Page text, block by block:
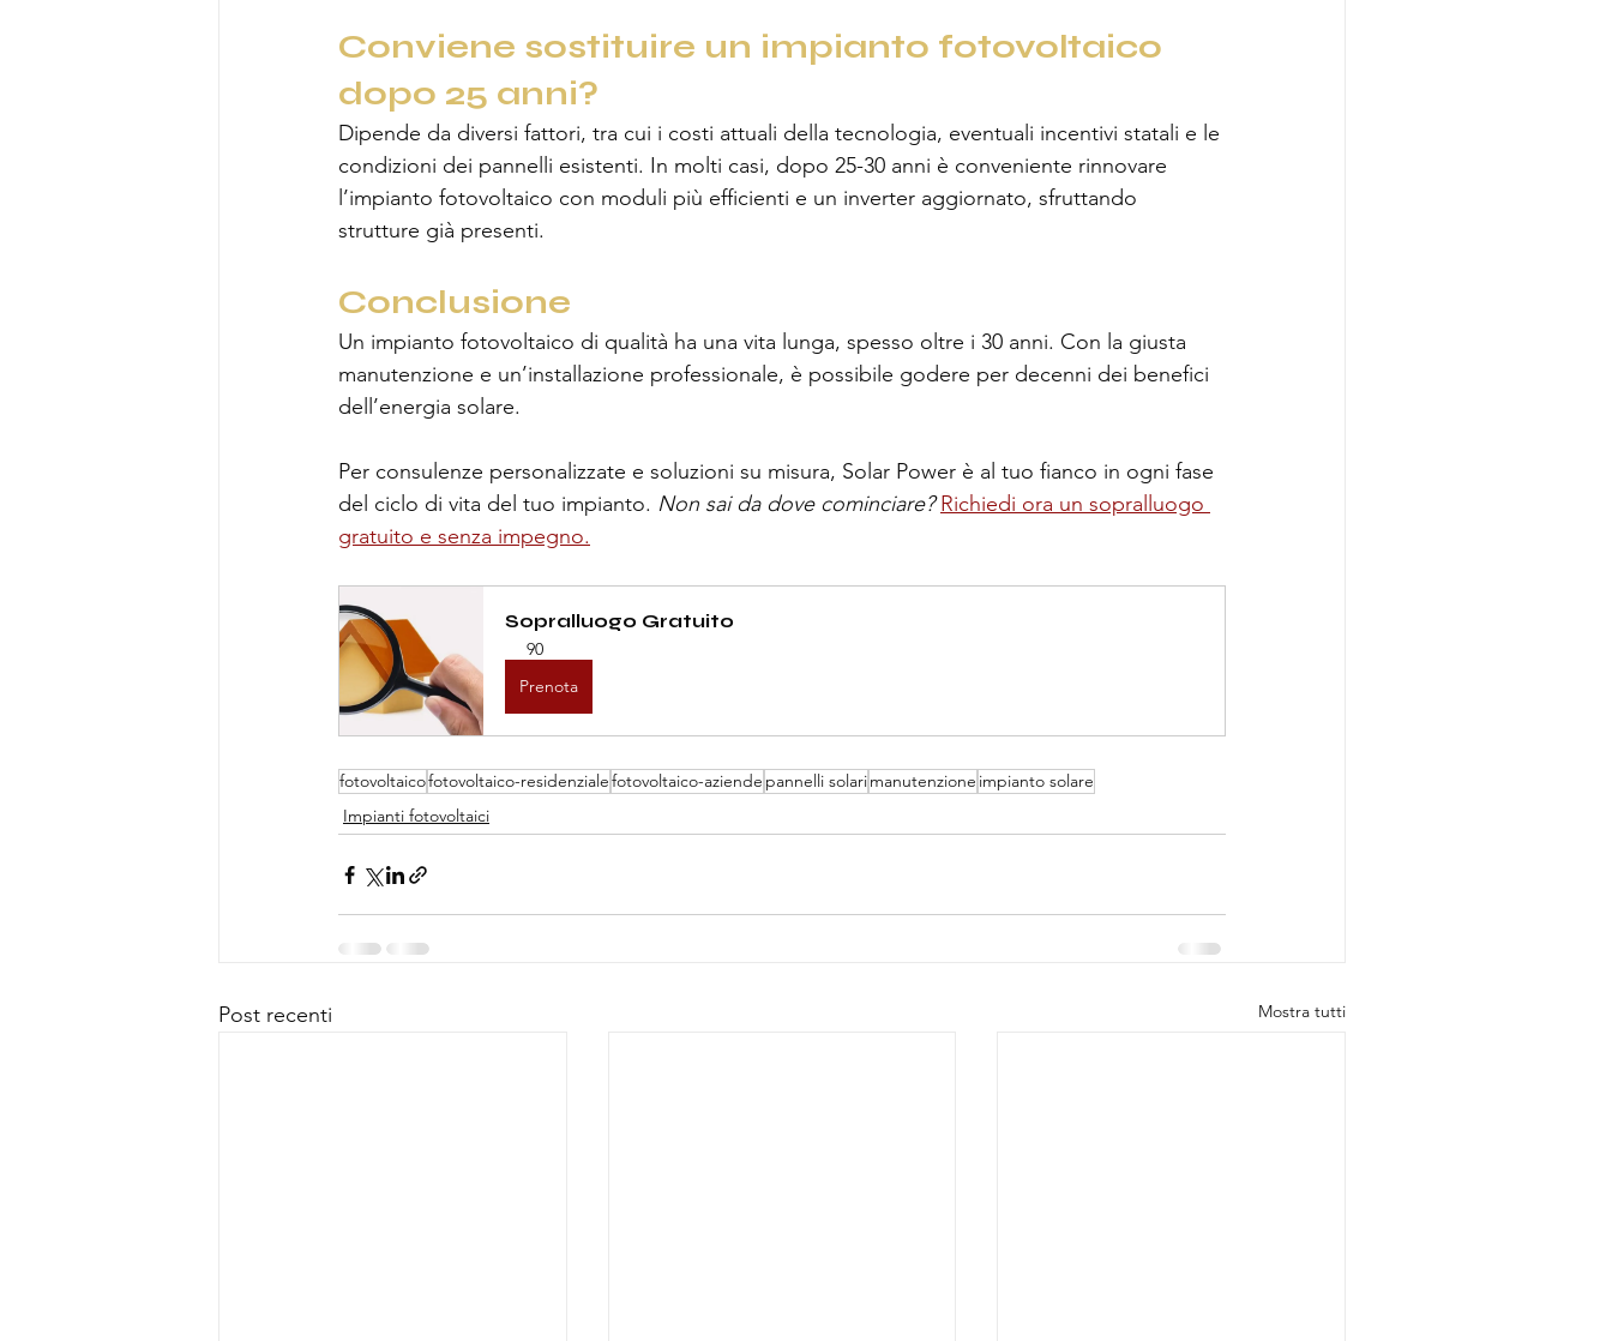
Conviene sostituire un impianto fotovoltaico
dopo 25 anni?
Dipende da diversi fattori, tra cui i costi attuali della tecnologia, eventuali incentivi statali e le
condizioni dei pannelli esistenti. In molti casi, dopo 25-30 anni è conveniente rinnovare
l’impianto fotovoltaico con moduli più efficienti e un inverter aggiornato, sfruttando
strutture già presenti.
Conclusione
Un impianto fotovoltaico di qualità ha una vita lunga, spesso oltre i 30 anni. Con la giusta
manutenzione e un’installazione professionale, è possibile godere per decenni dei benefici
dell’energia solare.
Per consulenze personalizzate e soluzioni su misura, Solar Power è al tuo fianco in ogni fase
del ciclo di vita del tuo impianto. Non sai da dove cominciare? Richiedi ora un sopralluogo
gratuito e senza impegno.
Sopralluogo Gratuito
90
Prenota
fotovoltaicofotovoltaico-residenzialefotovoltaico-aziende pannelli solarimanutenzione impianto solare
Impianti fotovoltaici
Post recenti Mostra tutti